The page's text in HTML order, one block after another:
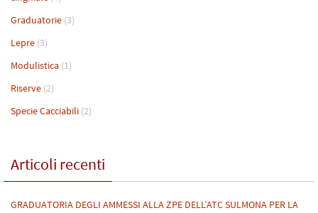
Graduatorie (3)
Lepre (3)
Modulistica (1)
Riserve (2)
Specie Cacciabili (2)
Articoli recenti
GRADUATORIA DEGLI AMMESSI ALLA ZPE DELL’ATC SULMONA PER LA